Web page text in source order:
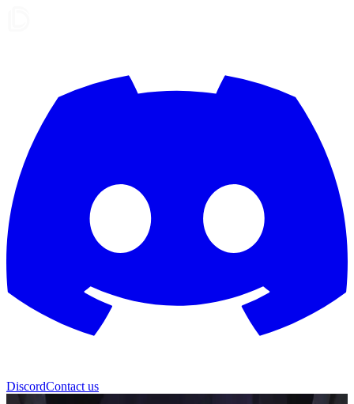
DiscordContact us